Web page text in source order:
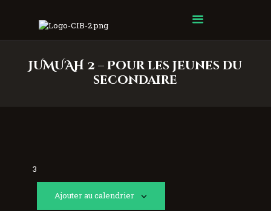
JUMU'AH 2 – Pour les jeunes du
secondaire
Centre Islamique Badr
3
Ajouter au calendrier